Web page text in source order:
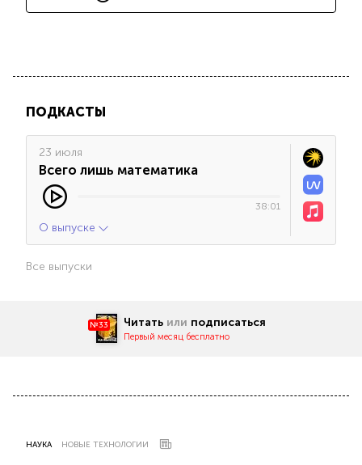
ПОДКАСТЫ
23 июля
Всего лишь математика
38:01
О выпуске
Все выпуски
№33 Читать или подписаться
Первый месяц бесплатно
НАУКА НОВЫЕ ТЕХНОЛОГИИ